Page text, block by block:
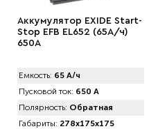
Аккумулятор EXIDE Start-
Stop EFB EL652 (65А/ч)
650A
Емкость: 65 А/ч
Пусковой ток: 650 А
Полярность: Обратная
Габариты: 278x175x175